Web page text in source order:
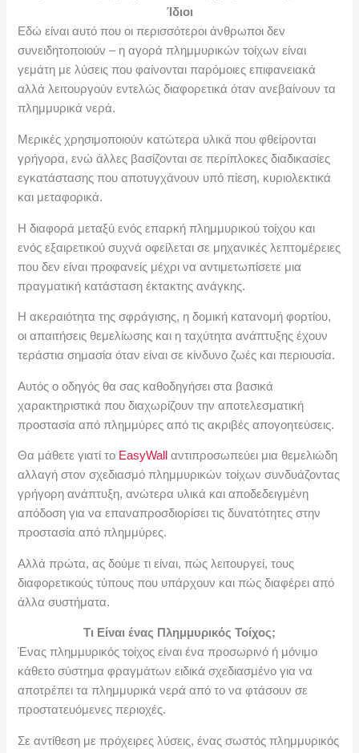
Ίδιοι
Εδώ είναι αυτό που οι περισσότεροι άνθρωποι δεν
συνειδητοποιούν – η αγορά πλημμυρικών τοίχων είναι
γεμάτη με λύσεις που φαίνονται παρόμοιες επιφανειακά
αλλά λειτουργούν εντελώς διαφορετικά όταν ανεβαίνουν τα
πλημμυρικά νερά.
Μερικές χρησιμοποιούν κατώτερα υλικά που φθείρονται
γρήγορα, ενώ άλλες βασίζονται σε περίπλοκες διαδικασίες
εγκατάστασης που αποτυγχάνουν υπό πίεση, κυριολεκτικά
και μεταφορικά.
Η διαφορά μεταξύ ενός επαρκή πλημμυρικού τοίχου και
ενός εξαιρετικού συχνά οφείλεται σε μηχανικές λεπτομέρειες
που δεν είναι προφανείς μέχρι να αντιμετωπίσετε μια
πραγματική κατάσταση έκτακτης ανάγκης.
Η ακεραιότητα της σφράγισης, η δομική κατανομή φορτίου,
οι απαιτήσεις θεμελίωσης και η ταχύτητα ανάπτυξης έχουν
τεράστια σημασία όταν είναι σε κίνδυνο ζωές και περιουσία.
Αυτός ο οδηγός θα σας καθοδηγήσει στα βασικά
χαρακτηριστικά που διαχωρίζουν την αποτελεσματική
προστασία από πλημμύρες από τις ακριβές απογοητεύσεις.
Θα μάθετε γιατί το EasyWall αντιπροσωπεύει μια θεμελιώδη
αλλαγή στον σχεδιασμό πλημμυρικών τοίχων συνδυάζοντας
γρήγορη ανάπτυξη, ανώτερα υλικά και αποδεδειγμένη
απόδοση για να επαναπροσδιορίσει τις δυνατότητες στην
προστασία από πλημμύρες.
Αλλά πρώτα, ας δούμε τι είναι, πώς λειτουργεί, τους
διαφορετικούς τύπους που υπάρχουν και πώς διαφέρει από
άλλα συστήματα.
Τι Είναι ένας Πλημμυρικός Τοίχος;
Ένας πλημμυρικός τοίχος είναι ένα προσωρινό ή μόνιμο
κάθετο σύστημα φραγμάτων ειδικά σχεδιασμένο για να
αποτρέπει τα πλημμυρικά νερά από το να φτάσουν σε
προστατευόμενες περιοχές.
Σε αντίθεση με πρόχειρες λύσεις, ένας σωστός πλημμυρικός